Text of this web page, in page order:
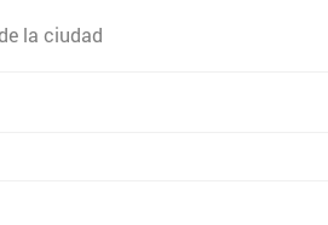
la ciudad